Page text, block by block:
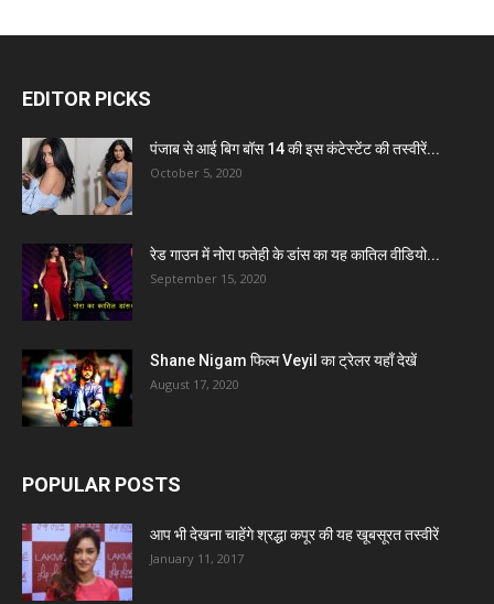
EDITOR PICKS
पंजाब से आई बिग बॉस 14 की इस कंटेस्टेंट की तस्वीरें...
October 5, 2020
रेड गाउन में नोरा फतेही के डांस का यह कातिल वीडियो...
September 15, 2020
Shane Nigam फिल्म Veyil का ट्रेलर यहाँ देखें
August 17, 2020
POPULAR POSTS
आप भी देखना चाहेंगे श्रद्धा कपूर की यह खूबसूरत तस्वीरें
January 11, 2017